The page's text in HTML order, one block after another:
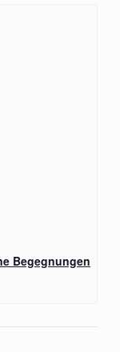
Begegnungen